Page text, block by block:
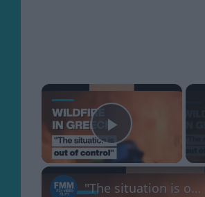
×
Play Video
"The situation is out of control": Greek firefighters battle wildfire for fourth day